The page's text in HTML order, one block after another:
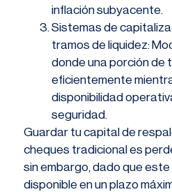
inflación subyacente.
Sistemas de
tramos de liquidez:
donde una porción de
eficientemente
disponibilidad
seguridad.
Guardar tu capital de
cheques tradicional es
sin embargo, dado que
disponible en un plazo